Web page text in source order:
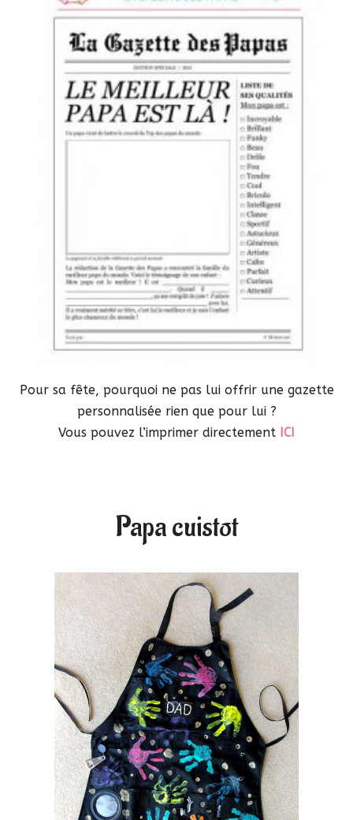
Pour sa fête, pourquoi ne pas lui offrir une gazette
personnalisée rien que pour lui ?
Vous pouvez l’imprimer directement ICI
Papa cuistot